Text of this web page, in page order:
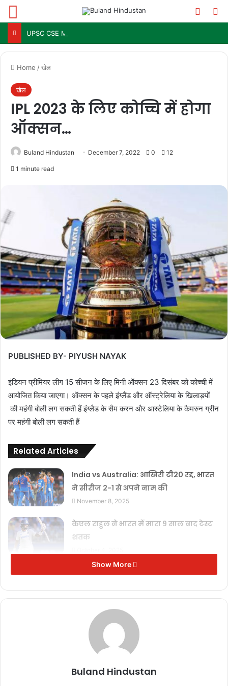
Home /खेल
खेल
IPL 2023 के लिए कोच्चि में होगा
ऑक्सन…
Buland Hindustan December 7, 2022 0 12
1 minute read
PUBLISHED BY- PIYUSH NAYAK
इंडियन प्रीमियर लीग 15 सीजन के लिए मिनी ऑक्सन 23 दिसंबर को कोच्ची में
आयोजित किया जाएगा। ऑक्सन के पहले इंग्लैंड और ऑस्ट्रेलिया के खिलाड़यों
की महंगी बोली लग सकती हैं इंग्लैड के सैम करन और आस्टेलिया के कैमरुन ग्रीन
पर महंगी बोली लग सकती हैं
Related Articles
India vs Australia: आखिरी टी20 रद्द, भारत
ने सीरीज 2-1 से अपने नाम की
November 8, 2025
केएल राहुल ने भारत में मारा 9 साल बाद टेस्ट
शतक
एशिया कप फाइनल में ट्रॉफी विवाद पर भारत
September 30, 2025
एशिया कप 2025 का फाइनल: भारत-
पाकिस्तान की पहली भिड़ंत
September 28, 2025
Show More
Buland Hindustan